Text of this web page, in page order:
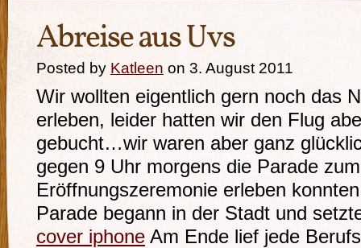
Abreise aus Uvs
Posted by Katleen on 3. August 2011
Wir wollten eigentlich gern noch das
erleben, leider hatten wir den Flug
gebucht…wir waren aber ganz
gegen 9 Uhr morgens die Parade
Eröffnungszeremonie erleben
Parade begann in der Stadt und
cover iphone Am Ende lief jede